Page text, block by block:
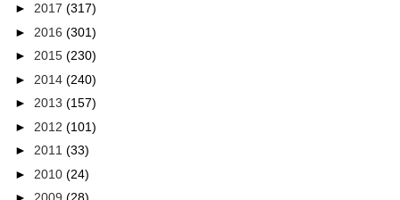
► 2017 (317)
► 2016 (301)
► 2015 (230)
► 2014 (240)
► 2013 (157)
► 2012 (101)
► 2011 (33)
► 2010 (24)